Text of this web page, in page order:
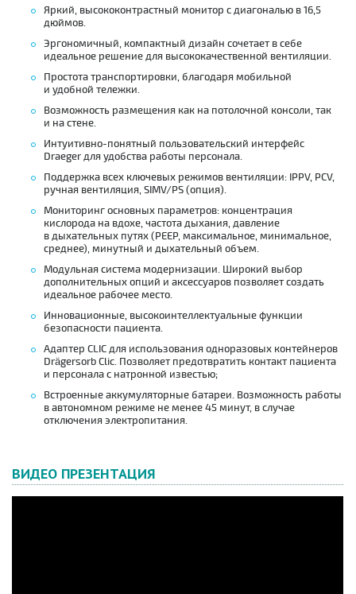
Яркий, высококонтрастный монитор с диагональю в 16,5
дюймов.
Эргономичный, компактный дизайн сочетает в себе
идеальное решение для высококачественной вентиляции.
Простота транспортировки, благодаря мобильной
и удобной тележки.
Возможность размещения как на потолочной консоли, так
и на стене.
Интуитивно-понятный пользовательский интерфейс
Draeger для удобства работы персонала.
Поддержка всех ключевых режимов вентиляции: IPPV, PCV,
ручная вентиляция, SIMV/PS (опция).
Мониторинг основных параметров: концентрация
кислорода на вдохе, частота дыхания, давление
в дыхательных путях (PEEP, максимальное, минимальное,
среднее), минутный и дыхательный объем.
Модульная система модернизации. Широкий выбор
дополнительных опций и аксессуаров позволяет создать
идеальное рабочее место.
Инновационные, высокоинтеллектуальные функции
безопасности пациента.
Адаптер CLIC для использования одноразовых контейнеров
Drägersorb Clic. Позволяет предотвратить контакт пациента
и персонала с натронной известью;
Встроенные аккумуляторные батареи. Возможность работы
в автономном режиме не менее 45 минут, в случае
отключения электропитания.
ВИДЕО ПРЕЗЕНТАЦИЯ